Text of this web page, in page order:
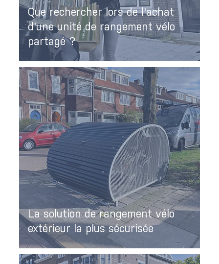
Que rechercher lors de l'achat
d'une unité de rangement vélo
partagé ?
La solution de rangement vélo
extérieur la plus sécurisée